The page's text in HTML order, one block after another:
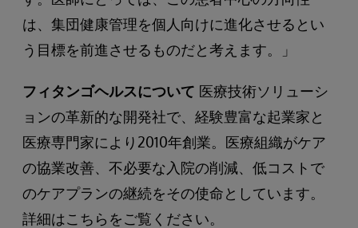
は、集団健康管理を個人向けに進化させるとい
う目標を前進させるものだと考えます。」
フィタンゴヘルスについて 医療技術ソリューシ
ョンの革新的な開発社で、経験豊富な起業家と
医療専門家により2010年創業。医療組織がケア
の協業改善、不必要な入院の削減、低コストで
のケアプランの継続をその使命としています。
詳細はこちらをご覧ください。